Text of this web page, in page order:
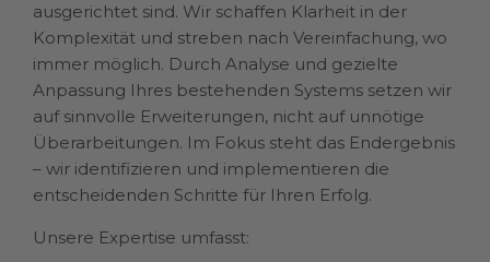
ausgerichtet sind. Wir schaffen Klarheit in der
Komplexität und streben nach Vereinfachung, wo
immer möglich. Durch Analyse und gezielte
Anpassung Ihres bestehenden Systems setzen wir
auf sinnvolle Erweiterungen, nicht auf unnötige
Überarbeitungen. Im Fokus steht das Endergebnis
– wir identifizieren und implementieren die
entscheidenden Schritte für Ihren Erfolg.
Unsere Expertise umfasst: